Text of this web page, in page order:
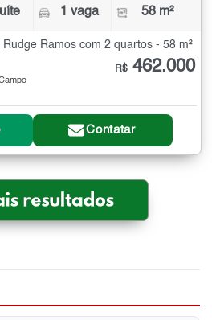
1 vaga 58 m²
Ramos com 2 quartos - 58 m²
R$ 462.000
Contatar